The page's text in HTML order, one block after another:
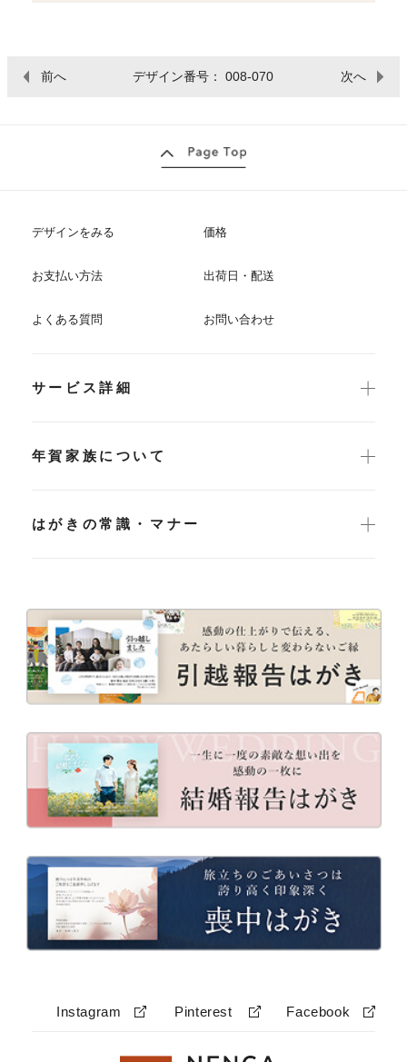
前へ デザイン番号： 008-070 次へ
デザインをみる 価格
お支払い方法 出荷日・配送
よくある質問 お問い合わせ
サービス詳細
年賀家族について
はがきの常識・マナー
Instagram Pinterest Facebook